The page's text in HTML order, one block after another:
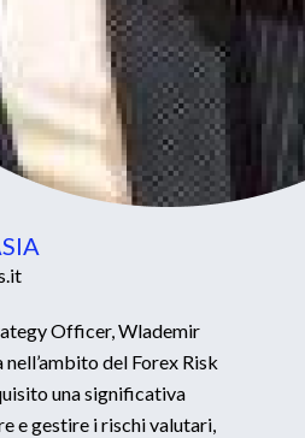
Officer, Wlademir
del Forex Risk
una significativa
e gestire i rischi valutari,